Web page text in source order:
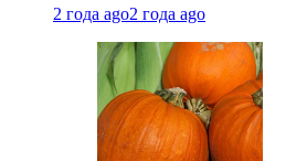
2 года ago2 года ago